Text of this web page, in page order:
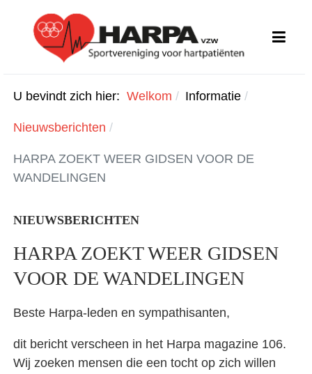
U bevindt zich hier: Welkom Informatie
Nieuwsberichten
HARPA ZOEKT WEER GIDSEN VOOR DE
WANDELINGEN
NIEUWSBERICHTEN
HARPA ZOEKT WEER GIDSEN
VOOR DE WANDELINGEN
Beste Harpa-leden en sympathisanten,
dit bericht verscheen in het Harpa magazine 106.
Wij zoeken mensen die een tocht op zich willen